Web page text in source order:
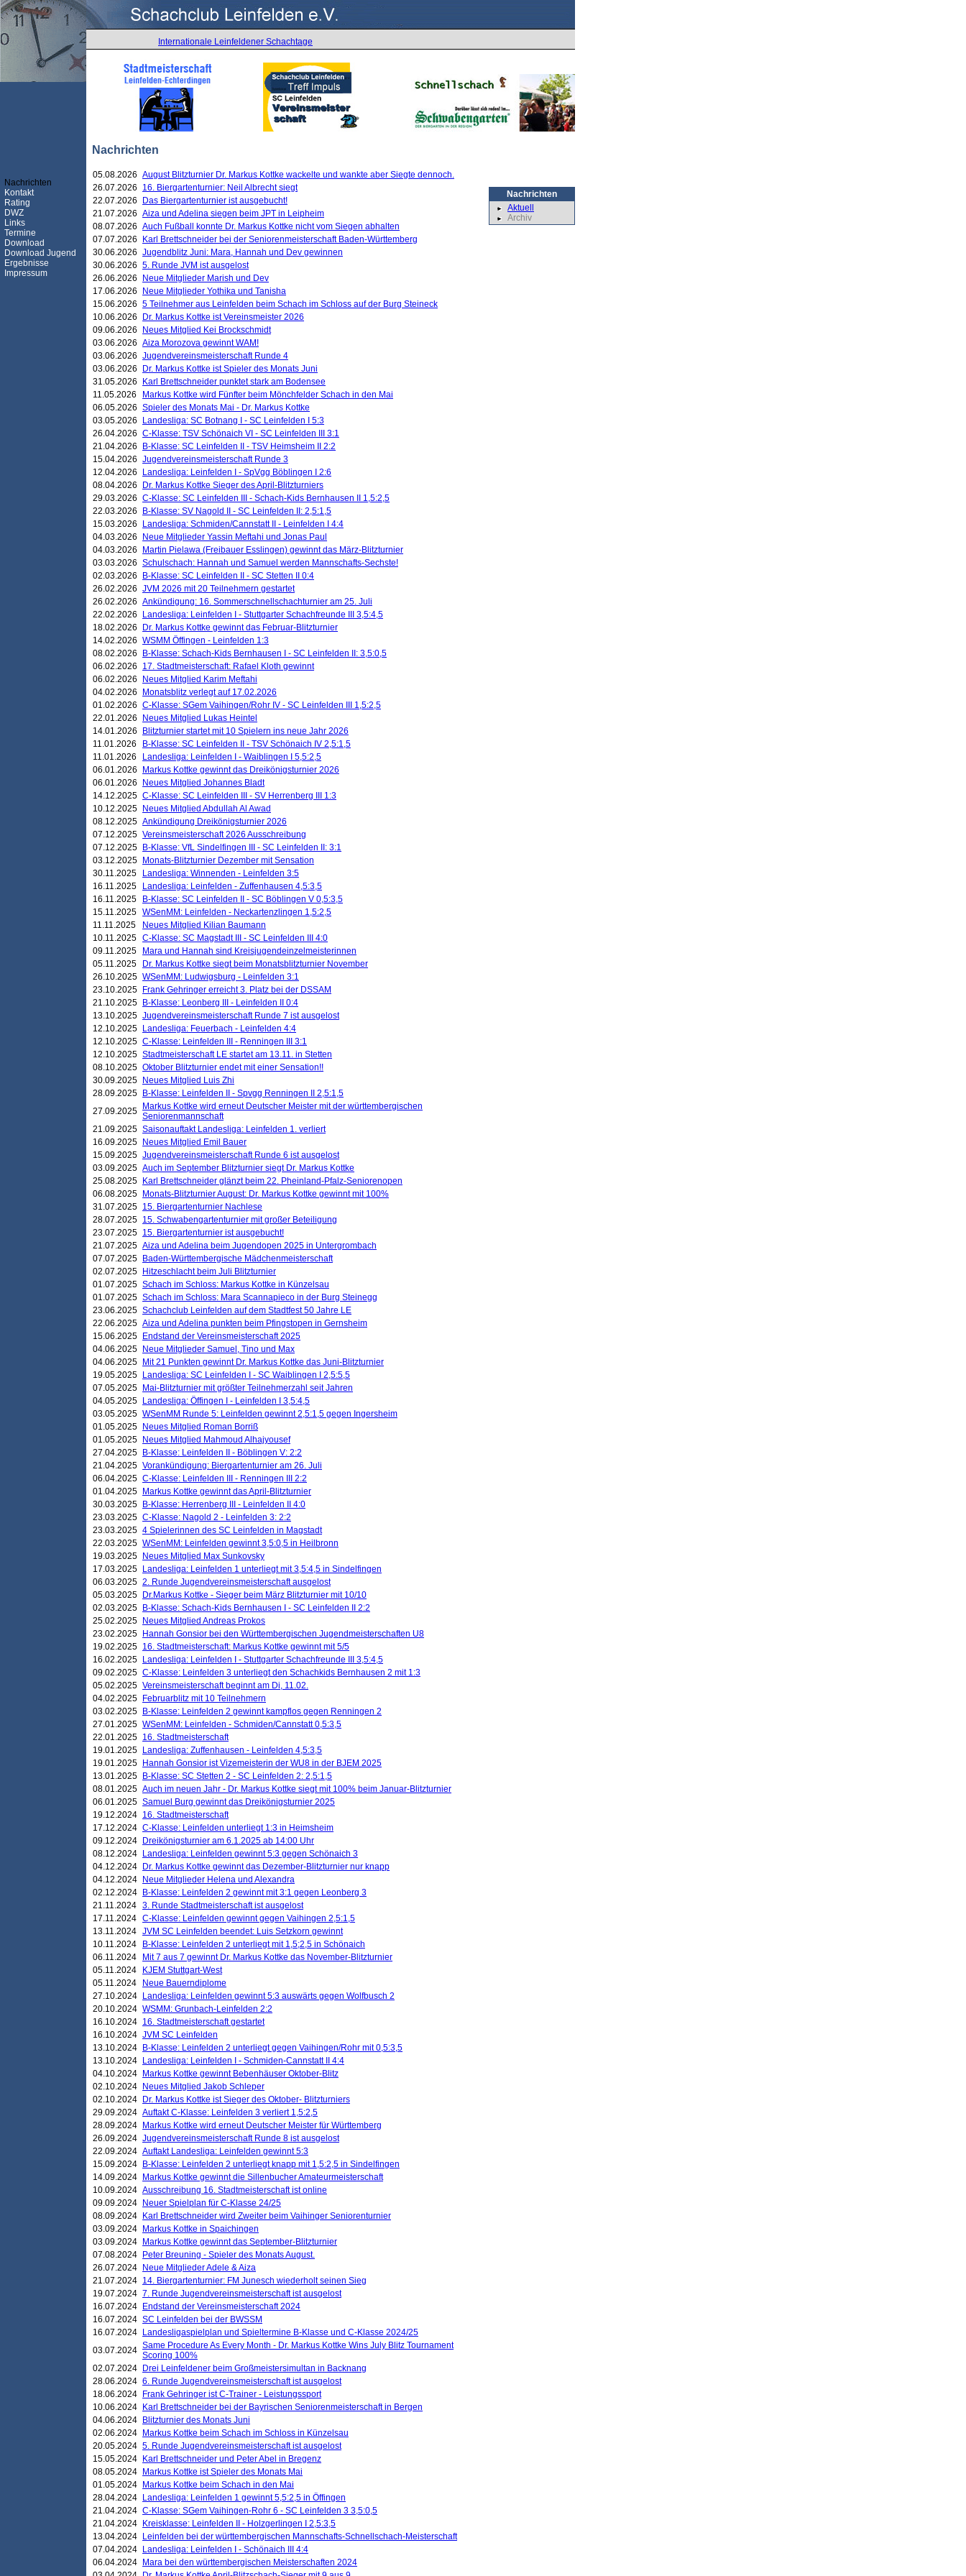
Internationale Leinfeldener Schachtage
Nachrichten
Nachrichten
Kontakt
Rating
DWZ
Links
Termine
Download
Download Jugend
Ergebnisse
Impressum
05.08.2026 August Blitzturnier Dr. Markus Kottke wackelte und wankte aber Siegte dennoch.
26.07.2026
16. Biergartenturnier: Neil Albrecht siegt
22.07.2026
Das Biergartenturnier ist ausgebucht!
21.07.2026 Aiza und Adelina siegen beim JPT in Leipheim
08.07.2026 Auch Fußball konnte Dr. Markus Kottke nicht vom Siegen abhalten
07.07.2026
Karl Brettschneider bei der Seniorenmeisterschaft Baden-Württemberg
30.06.2026 Jugendblitz Juni: Mara, Hannah und Dev gewinnen
30.06.2026 5. Runde JVM ist ausgelost
26.06.2026
Neue Mitglieder Marish und Dev
17.06.2026
Neue Mitglieder Yothika und Tanisha
15.06.2026 5 Teilnehmer aus Leinfelden beim Schach im Schloss auf der Burg Steineck
10.06.2026
Dr. Markus Kottke ist Vereinsmeister 2026
09.06.2026
Neues Mitglied Kei Brockschmidt
03.06.2026 Aiza Morozova gewinnt WAM!
03.06.2026 Jugendvereinsmeisterschaft Runde 4
03.06.2026
Dr. Markus Kottke ist Spieler des Monats Juni
31.05.2026
Karl Brettschneider punktet stark am Bodensee
11.05.2026
Markus Kottke wird Fünfter beim Mönchfelder Schach in den Mai
06.05.2026 Spieler des Monats Mai - Dr. Markus Kottke
03.05.2026
Landesliga: SC Botnang I - SC Leinfelden I 5:3
26.04.2026 C-Klasse: TSV Schönaich VI - SC Leinfelden III 3:1
21.04.2026
B-Klasse: SC Leinfelden II - TSV Heimsheim II 2:2
15.04.2026 Jugendvereinsmeisterschaft Runde 3
12.04.2026
Landesliga: Leinfelden I - SpVgg Böblingen I 2:6
08.04.2026
Dr. Markus Kottke Sieger des April-Blitzturniers
29.03.2026 C-Klasse: SC Leinfelden III - Schach-Kids Bernhausen II 1,5:2,5
22.03.2026
B-Klasse: SV Nagold II - SC Leinfelden II: 2,5:1,5
15.03.2026
Landesliga: Schmiden/Cannstatt II - Leinfelden I 4:4
04.03.2026
Neue Mitglieder Yassin Meftahi und Jonas Paul
04.03.2026
Martin Pielawa (Freibauer Esslingen) gewinnt das März-Blitzturnier
03.03.2026 Schulschach: Hannah und Samuel werden Mannschafts-Sechste!
02.03.2026
B-Klasse: SC Leinfelden II - SC Stetten II 0:4
26.02.2026 JVM 2026 mit 20 Teilnehmern gestartet
26.02.2026 Ankündigung: 16. Sommerschnellschachturnier am 25. Juli
22.02.2026
Landesliga: Leinfelden I - Stuttgarter Schachfreunde III 3,5:4,5
18.02.2026
Dr. Markus Kottke gewinnt das Februar-Blitzturnier
14.02.2026 WSMM Öffingen - Leinfelden 1:3
08.02.2026
B-Klasse: Schach-Kids Bernhausen I - SC Leinfelden II: 3,5:0,5
06.02.2026
17. Stadtmeisterschaft: Rafael Kloth gewinnt
06.02.2026
Neues Mitglied Karim Meftahi
04.02.2026
Monatsblitz verlegt auf 17.02.2026
01.02.2026 C-Klasse: SGem Vaihingen/Rohr IV - SC Leinfelden III 1,5:2,5
22.01.2026
Neues Mitglied Lukas Heintel
14.01.2026
Blitzturnier startet mit 10 Spielern ins neue Jahr 2026
11.01.2026
B-Klasse: SC Leinfelden II - TSV Schönaich IV 2,5:1,5
11.01.2026
Landesliga: Leinfelden I - Waiblingen I 5,5:2,5
06.01.2026
Markus Kottke gewinnt das Dreikönigsturnier 2026
06.01.2026
Neues Mitglied Johannes Bladt
14.12.2025 C-Klasse: SC Leinfelden III - SV Herrenberg III 1:3
10.12.2025
Neues Mitglied Abdullah Al Awad
08.12.2025 Ankündigung Dreikönigsturnier 2026
07.12.2025 Vereinsmeisterschaft 2026 Ausschreibung
07.12.2025
B-Klasse: VfL Sindelfingen III - SC Leinfelden II: 3:1
03.12.2025
Monats-Blitzturnier Dezember mit Sensation
30.11.2025
Landesliga: Winnenden - Leinfelden 3:5
16.11.2025
Landesliga: Leinfelden - Zuffenhausen 4,5:3,5
16.11.2025
B-Klasse: SC Leinfelden II - SC Böblingen V 0,5:3,5
15.11.2025 WSenMM: Leinfelden - Neckartenzlingen 1,5:2,5
11.11.2025
Neues Mitglied Kilian Baumann
10.11.2025 C-Klasse: SC Magstadt III - SC Leinfelden III 4:0
09.11.2025
Mara und Hannah sind Kreisjugendeinzelmeisterinnen
05.11.2025
Dr. Markus Kottke siegt beim Monatsblitzturnier November
26.10.2025 WSenMM: Ludwigsburg - Leinfelden 3:1
23.10.2025
Frank Gehringer erreicht 3. Platz bei der DSSAM
21.10.2025
B-Klasse: Leonberg III - Leinfelden II 0:4
13.10.2025 Jugendvereinsmeisterschaft Runde 7 ist ausgelost
12.10.2025
Landesliga: Feuerbach - Leinfelden 4:4
12.10.2025 C-Klasse: Leinfelden III - Renningen III 3:1
12.10.2025 Stadtmeisterschaft LE startet am 13.11. in Stetten
08.10.2025 Oktober Blitzturnier endet mit einer Sensation!!
30.09.2025
Neues Mitglied Luis Zhi
28.09.2025
B-Klasse: Leinfelden II - Spvgg Renningen II 2,5:1,5
27.09.2025
Markus Kottke wird erneut Deutscher Meister mit der württembergischen
Seniorenmannschaft
21.09.2025 Saisonauftakt Landesliga: Leinfelden 1. verliert
16.09.2025
Neues Mitglied Emil Bauer
15.09.2025 Jugendvereinsmeisterschaft Runde 6 ist ausgelost
03.09.2025 Auch im September Blitzturnier siegt Dr. Markus Kottke
25.08.2025
Karl Brettschneider glänzt beim 22. Pheinland-Pfalz-Seniorenopen
06.08.2025
Monats-Blitzturnier August: Dr. Markus Kottke gewinnt mit 100%
31.07.2025 15. Biergartenturnier Nachlese
28.07.2025 15. Schwabengartenturnier mit großer Beteiligung
23.07.2025 15. Biergartenturnier ist ausgebucht!
21.07.2025 Aiza und Adelina beim Jugendopen 2025 in Untergrombach
07.07.2025
Baden-Württembergische Mädchenmeisterschaft
02.07.2025
Hitzeschlacht beim Juli Blitzturnier
01.07.2025 Schach im Schloss: Markus Kottke in Künzelsau
01.07.2025 Schach im Schloss: Mara Scannapieco in der Burg Steinegg
23.06.2025 Schachclub Leinfelden auf dem Stadtfest 50 Jahre LE
22.06.2025 Aiza und Adelina punkten beim Pfingstopen in Gernsheim
15.06.2025
Endstand der Vereinsmeisterschaft 2025
04.06.2025
Neue Mitglieder Samuel, Tino und Max
04.06.2025
Mit 21 Punkten gewinnt Dr. Markus Kottke das Juni-Blitzturnier
19.05.2025
Landesliga: SC Leinfelden I - SC Waiblingen I 2,5:5,5
07.05.2025
Mai-Blitzturnier mit größter Teilnehmerzahl seit Jahren
04.05.2025
Landesliga: Öffingen I - Leinfelden I 3,5:4,5
03.05.2025 WSenMM Runde 5: Leinfelden gewinnt 2,5:1,5 gegen Ingersheim
01.05.2025
Neues Mitglied Roman Borriß
01.05.2025
Neues Mitglied Mahmoud Alhajyousef
27.04.2025
B-Klasse: Leinfelden II - Böblingen V: 2:2
21.04.2025 Vorankündigung: Biergartenturnier am 26. Juli
06.04.2025 C-Klasse: Leinfelden III - Renningen III 2:2
01.04.2025
Markus Kottke gewinnt das April-Blitzturnier
30.03.2025
B-Klasse: Herrenberg III - Leinfelden II 4:0
23.03.2025 C-Klasse: Nagold 2 - Leinfelden 3: 2:2
23.03.2025 4 Spielerinnen des SC Leinfelden in Magstadt
22.03.2025 WSenMM: Leinfelden gewinnt 3,5:0,5 in Heilbronn
19.03.2025
Neues Mitglied Max Sunkovsky
17.03.2025
Landesliga: Leinfelden 1 unterliegt mit 3,5:4,5 in Sindelfingen
06.03.2025 2. Runde Jugendvereinsmeisterschaft ausgelost
05.03.2025
Dr.Markus Kottke - Sieger beim März Blitzturnier mit 10/10
02.03.2025
B-Klasse: Schach-Kids Bernhausen I - SC Leinfelden II 2:2
25.02.2025
Neues Mitglied Andreas Prokos
23.02.2025
Hannah Gonsior bei den Württembergischen Jugendmeisterschaften U8
19.02.2025 16. Stadtmeisterschaft: Markus Kottke gewinnt mit 5/5
16.02.2025
Landesliga: Leinfelden I - Stuttgarter Schachfreunde III 3,5:4,5
09.02.2025 C-Klasse: Leinfelden 3 unterliegt den Schachkids Bernhausen 2 mit 1:3
05.02.2025 Vereinsmeisterschaft beginnt am Di, 11.02.
04.02.2025
Februarblitz mit 10 Teilnehmern
03.02.2025
B-Klasse: Leinfelden 2 gewinnt kampflos gegen Renningen 2
27.01.2025 WSenMM: Leinfelden - Schmiden/Cannstatt 0,5:3,5
22.01.2025 16. Stadtmeisterschaft
19.01.2025
Landesliga: Zuffenhausen - Leinfelden 4,5:3,5
19.01.2025
Hannah Gonsior ist Vizemeisterin der WU8 in der BJEM 2025
13.01.2025
B-Klasse: SC Stetten 2 - SC Leinfelden 2: 2,5:1,5
08.01.2025 Auch im neuen Jahr - Dr. Markus Kottke siegt mit 100% beim Januar-Blitzturnier
06.01.2025 Samuel Burg gewinnt das Dreikönigsturnier 2025
19.12.2024 16. Stadtmeisterschaft
17.12.2024 C-Klasse: Leinfelden unterliegt 1:3 in Heimsheim
09.12.2024
Dreikönigsturnier am 6.1.2025 ab 14:00 Uhr
08.12.2024
Landesliga: Leinfelden gewinnt 5:3 gegen Schönaich 3
04.12.2024
Dr. Markus Kottke gewinnt das Dezember-Blitzturnier nur knapp
04.12.2024
Neue Mitglieder Helena und Alexandra
02.12.2024
B-Klasse: Leinfelden 2 gewinnt mit 3:1 gegen Leonberg 3
21.11.2024 3. Runde Stadtmeisterschaft ist ausgelost
17.11.2024 C-Klasse: Leinfelden gewinnt gegen Vaihingen 2,5:1,5
13.11.2024 JVM SC Leinfelden beendet: Luis Setzkorn gewinnt
10.11.2024
B-Klasse: Leinfelden 2 unterliegt mit 1,5;2,5 in Schönaich
06.11.2024
Mit 7 aus 7 gewinnt Dr. Markus Kottke das November-Blitzturnier
05.11.2024
KJEM Stuttgart-West
05.11.2024
Neue Bauerndiplome
27.10.2024
Landesliga: Leinfelden gewinnt 5:3 auswärts gegen Wolfbusch 2
20.10.2024 WSMM: Grunbach-Leinfelden 2:2
16.10.2024 16. Stadtmeisterschaft gestartet
16.10.2024 JVM SC Leinfelden
13.10.2024
B-Klasse: Leinfelden 2 unterliegt gegen Vaihingen/Rohr mit 0,5:3,5
13.10.2024
Landesliga: Leinfelden I - Schmiden-Cannstatt II 4:4
04.10.2024
Markus Kottke gewinnt Bebenhäuser Oktober-Blitz
02.10.2024
Neues Mitglied Jakob Schleper
02.10.2024
Dr. Markus Kottke ist Sieger des Oktober- Blitzturniers
29.09.2024 Auftakt C-Klasse: Leinfelden 3 verliert 1,5:2,5
28.09.2024
Markus Kottke wird erneut Deutscher Meister für Württemberg
26.09.2024 Jugendvereinsmeisterschaft Runde 8 ist ausgelost
22.09.2024 Auftakt Landesliga: Leinfelden gewinnt 5:3
15.09.2024
B-Klasse: Leinfelden 2 unterliegt knapp mit 1,5:2,5 in Sindelfingen
14.09.2024
Markus Kottke gewinnt die Sillenbucher Amateurmeisterschaft
10.09.2024 Ausschreibung 16. Stadtmeisterschaft ist online
09.09.2024
Neuer Spielplan für C-Klasse 24/25
08.09.2024
Karl Brettschneider wird Zweiter beim Vaihinger Seniorenturnier
03.09.2024
Markus Kottke in Spaichingen
03.09.2024
Markus Kottke gewinnt das September-Blitzturnier
07.08.2024
Peter Breuning - Spieler des Monats August.
26.07.2024
Neue Mitglieder Adele & Aiza
21.07.2024 14. Biergartenturnier: FM Junesch wiederholt seinen Sieg
19.07.2024 7. Runde Jugendvereinsmeisterschaft ist ausgelost
16.07.2024
Endstand der Vereinsmeisterschaft 2024
16.07.2024 SC Leinfelden bei der BWSSM
16.07.2024
Landesligaspielplan und Spieltermine B-Klasse und C-Klasse 2024/25
03.07.2024 Same Procedure As Every Month - Dr. Markus Kottke Wins July Blitz Tournament
Scoring 100%
02.07.2024
Drei Leinfeldener beim Großmeistersimultan in Backnang
28.06.2024 6. Runde Jugendvereinsmeisterschaft ist ausgelost
18.06.2024
Frank Gehringer ist C-Trainer - Leistungssport
10.06.2024
Karl Brettschneider bei der Bayrischen Seniorenmeisterschaft in Bergen
04.06.2024
Blitzturnier des Monats Juni
02.06.2024
Markus Kottke beim Schach im Schloss in Künzelsau
20.05.2024 5. Runde Jugendvereinsmeisterschaft ist ausgelost
15.05.2024
Karl Brettschneider und Peter Abel in Bregenz
08.05.2024
Markus Kottke ist Spieler des Monats Mai
01.05.2024
Markus Kottke beim Schach in den Mai
28.04.2024
Landesliga: Leinfelden 1 gewinnt 5,5:2,5 in Öffingen
21.04.2024 C-Klasse: SGem Vaihingen-Rohr 6 - SC Leinfelden 3 3,5:0,5
21.04.2024
Kreisklasse: Leinfelden II - Holzgerlingen I 2,5:3,5
13.04.2024
Leinfelden bei der württembergischen Mannschafts-Schnellschach-Meisterschaft
07.04.2024
Landesliga: Leinfelden I - Schönaich III 4:4
06.04.2024
Mara bei den württembergischen Meisterschaften 2024
Nachrichten
Aktuell
Archiv